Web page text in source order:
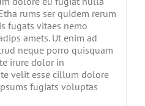
rums ser quidem rerum
fugats vitaes nemo
amets. Ut enim ad
neque porro quisquam
irure dolor in
velit esse cillum dolore
fugiats voluptas